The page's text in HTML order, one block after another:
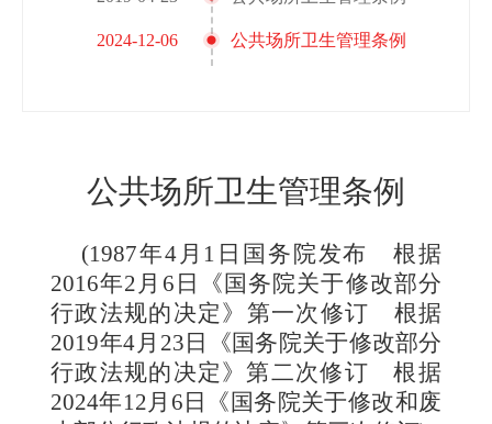
2024-12-06 公共场所卫生管理条例
公共场所卫生管理条例
(1987年4月1日国务院发布 根据
2016年2月6日《国务院关于修改部分
行政法规的决定》第一次修订 根据
2019年4月23 日《国务院关于修改部分
行政法规的决定》第二次修订根据
2024年12月6日《国务院关于修改和废